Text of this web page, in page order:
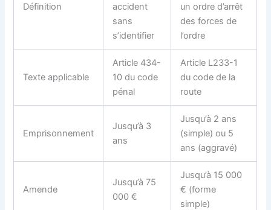
Définition
accident
sans
s’identifier
un ordre d’arrêt
des forces de
l’ordre
Texte applicable
Article 434-
10 du code
pénal
Article L233-1
du code de la
route
Emprisonnement
Jusqu’à 3
ans
Jusqu’à 2 ans
(simple) ou 5
ans (aggravé)
Amende
Jusqu’à 75
000 €
Jusqu’à 15 000
€ (forme
simple)